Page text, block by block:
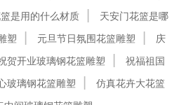
是用的什么材质
天安门花篮是哪
塑 元旦节日氛围花篮雕塑
庆
贺开业玻璃钢花篮雕塑
祝福祖国
玻璃钢花篮雕塑
仿真花卉大花篮